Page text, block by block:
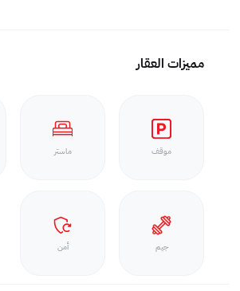
مميزات العقار
موقف ماستر
جيم أمن